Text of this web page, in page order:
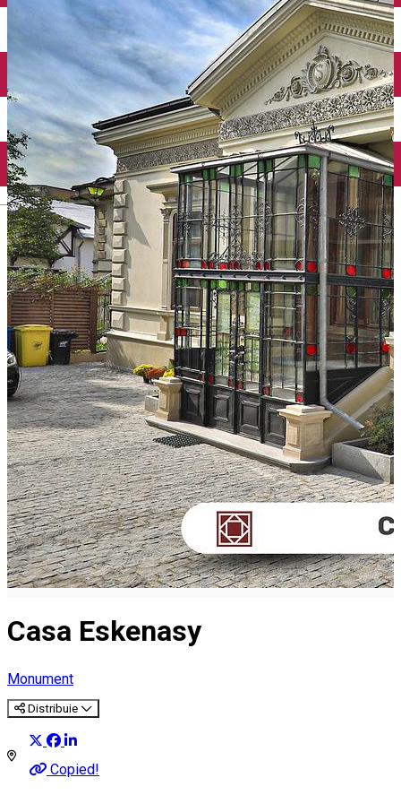
English
Închirieri auto
Închirieri biciclete
Taxi
Încărcare vehicule electrice
Casa Eskenasy
Monument
Distribuie
Copied!